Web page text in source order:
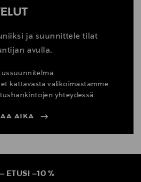
ja suunnittele tilat
avulla.
kattavasta valikoimastamme
yhteydessä
AIKA
– ETUSI –10 %